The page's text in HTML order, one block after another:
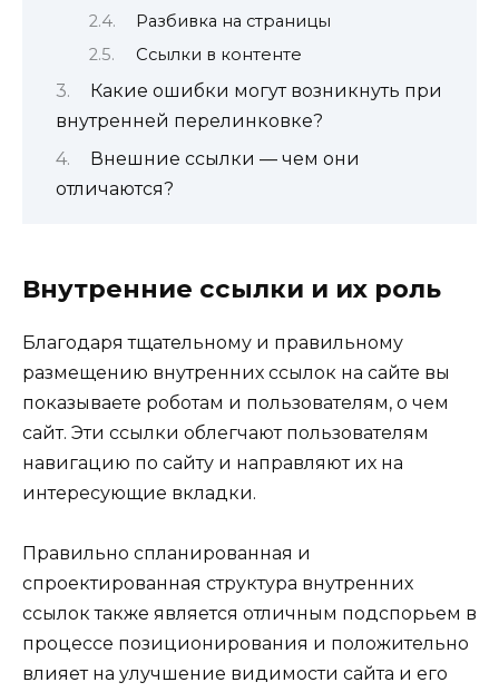
Разбивка на страницы
Ссылки в контенте
Какие ошибки могут возникнуть при
внутренней перелинковке?
Внешние ссылки — чем они
отличаются?
Внутренние ссылки и их роль
Благодаря тщательному и правильному
размещению внутренних ссылок на сайте вы
показываете роботам и пользователям, о чем
сайт. Эти ссылки облегчают пользователям
навигацию по сайту и направляют их на
интересующие вкладки.
Правильно спланированная и
спроектированная структура внутренних
ссылок также является отличным подспорьем в
процессе позиционирования и положительно
влияет на улучшение видимости сайта и его